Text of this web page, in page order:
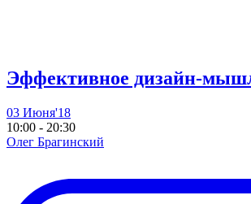
Эффективное дизайн-
03 Июня'18
10:00 - 20:30
Олег Брагинский